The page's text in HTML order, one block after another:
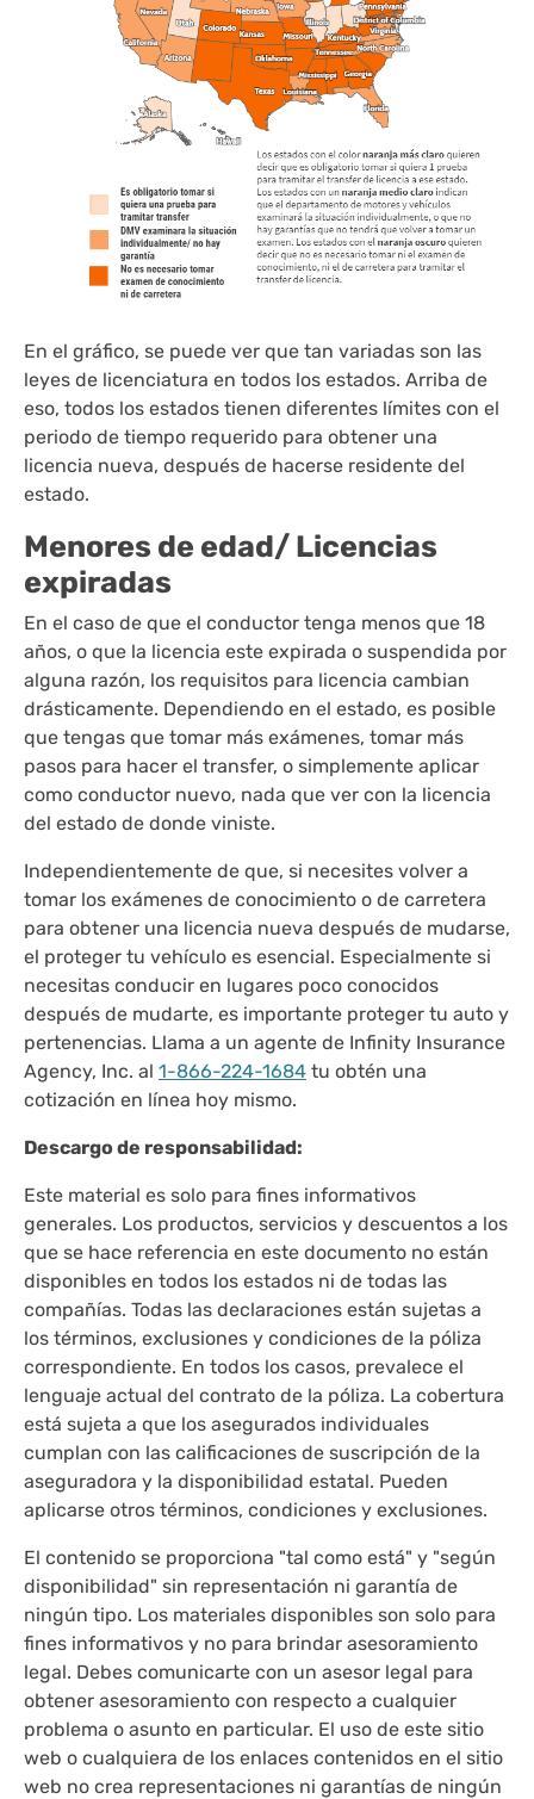
En el gráfico, se puede ver que tan variadas son las
leyes de licenciatura en todos los estados. Arriba de
eso, todos los estados tienen diferentes límites con el
periodo de tiempo requerido para obtener una
licencia nueva, después de hacerse residente del
estado.
Menores de edad/ Licencias
expiradas
En el caso de que el conductor tenga menos que 18
años, o que la licencia este expirada o suspendida por
alguna razón, los requisitos para licencia cambian
drásticamente. Dependiendo en el estado, es posible
que tengas que tomar más exámenes, tomar más
pasos para hacer el transfer, o simplemente aplicar
como conductor nuevo, nada que ver con la licencia
del estado de donde viniste.
Independientemente de que, si necesites volver a
tomar los exámenes de conocimiento o de carretera
para obtener una licencia nueva después de mudarse,
el proteger tu vehículo es esencial. Especialmente si
necesitas conducir en lugares poco conocidos
después de mudarte, es importante proteger tu auto y
pertenencias. Llama a un agente de Infinity Insurance
Agency, Inc. al 1-866-224-1684 tu obtén una
cotización en línea hoy mismo.
Descargo de responsabilidad:
Este material es solo para fines informativos
generales. Los productos, servicios y descuentos a los
que se hace referencia en este documento no están
disponibles en todos los estados ni de todas las
compañías. Todas las declaraciones están sujetas a
los términos, exclusiones y condiciones de la póliza
correspondiente. En todos los casos, prevalece el
lenguaje actual del contrato de la póliza. La cobertura
está sujeta a que los asegurados individuales
cumplan con las calificaciones de suscripción de la
aseguradora y la disponibilidad estatal. Pueden
aplicarse otros términos, condiciones y exclusiones.
El contenido se proporciona "tal como está" y "según
disponibilidad" sin representación ni garantía de
ningún tipo. Los materiales disponibles son solo para
fines informativos y no para brindar asesoramiento
legal. Debes comunicarte con un asesor legal para
obtener asesoramiento con respecto a cualquier
problema o asunto en particular. El uso de este sitio
web o cualquiera de los enlaces contenidos en el sitio
web no crea representaciones ni garantías de ningún